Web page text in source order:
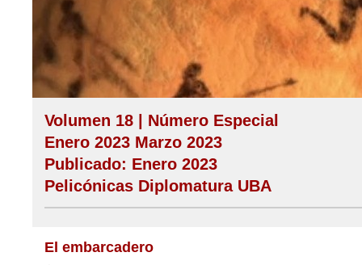
Volumen 18 | Número Especial
Enero 2023 Marzo 2023
Publicado: Enero 2023
Pelicónicas Diplomatura UBA
El embarcadero